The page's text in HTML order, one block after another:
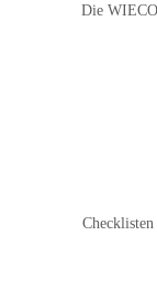
Die
Checklisten